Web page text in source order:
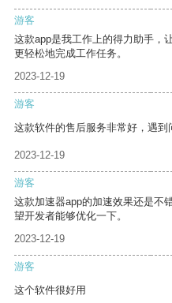
游客
这款app是我工作上的得力助手，
更轻松地完成工作任务。
2023-12-19
游客
这款软件的售后服务非常好，遇到
2023-12-19
游客
这款加速器app的加速效果还是不
望开发者能够优化一下。
2023-12-19
游客
这个软件很好用